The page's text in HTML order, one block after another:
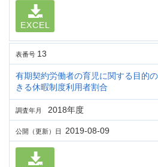
EXCEL
表番号 13
有期契約労働者の育児に関する目的
きる休暇制度利用者割合
調査年月 2018年度
公開（更新）日 2019-08-09